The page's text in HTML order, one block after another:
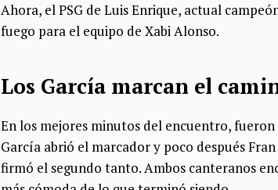
Ahora, el PSG de Luis Enrique, actual
fuego para el equipo de Xabi Alonso.
Los García marcan el
En los mejores minutos del encuentro,
García abrió el marcador y poco después
firmó el segundo tanto. Ambos canteranos